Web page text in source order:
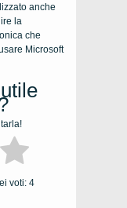
anche
la
che
Microsoft
voti: 4